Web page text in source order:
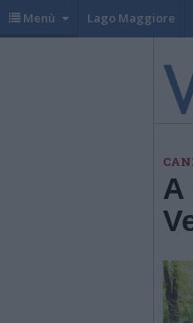
Menù Lago Maggiore
A